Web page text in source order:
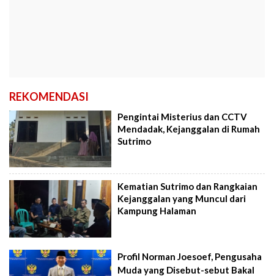
REKOMENDASI
Pengintai Misterius dan CCTV
Mendadak, Kejanggalan di Rumah
Sutrimo
Kematian Sutrimo dan Rangkaian
Kejanggalan yang Muncul dari
Kampung Halaman
Profil Norman Joesoef, Pengusaha
Muda yang Disebut-sebut Bakal